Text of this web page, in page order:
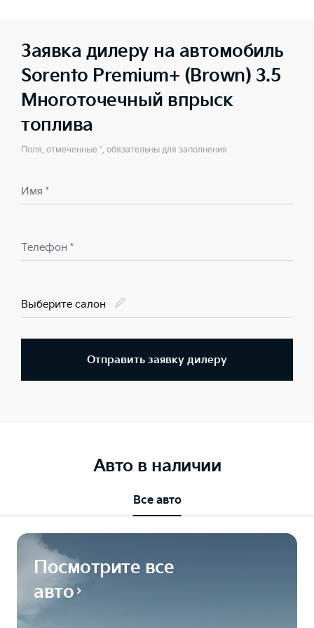
Заявка дилеру на автомобиль
Sorento Premium+ (Brown) 3.5
Многоточечный впрыск
топлива
Поля, отмеченные *, обязательны для заполнения
Имя *
Телефон *
Выберите салон
Отправить заявку дилеру
Авто в наличии
Все авто
Посмотрите все
авто